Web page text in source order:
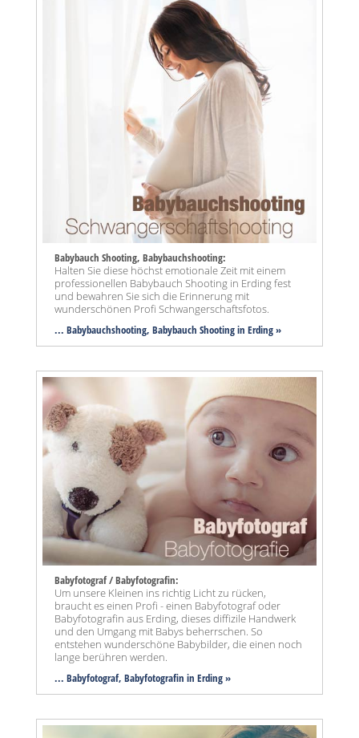
Babybauch Shooting, Babybauchshooting:
Halten Sie diese höchst emotionale Zeit mit einem
professionellen Babybauch Shooting in Erding fest
und bewahren Sie sich die Erinnerung mit
wunderschönen Profi Schwangerschaftsfotos.
... Babybauchshooting, Babybauch Shooting in Erding »
Babyfotograf / Babyfotografin:
Um unsere Kleinen ins richtig Licht zu rücken,
braucht es einen Profi - einen Babyfotograf oder
Babyfotografin aus Erding, dieses diffizile Handwerk
und den Umgang mit Babys beherrschen. So
entstehen wunderschöne Babybilder, die einen noch
lange berühren werden.
... Babyfotograf, Babyfotografin in Erding »